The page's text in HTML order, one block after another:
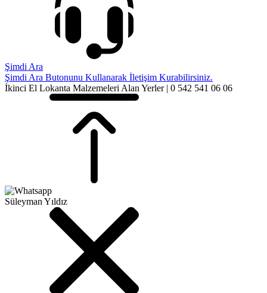
Şimdi Ara
Şimdi Ara Butonunu Kullanarak İletişim Kurabilirsiniz.
İkinci El Lokanta Malzemeleri Alan Yerler | 0 542 541 06 06
Süleyman Yıldız